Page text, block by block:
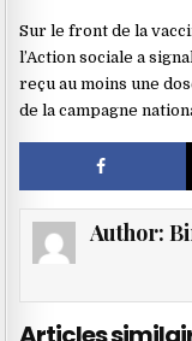
Sur le front de la
l’Action sociale a
reçu au moins une
de la campagne
Author: